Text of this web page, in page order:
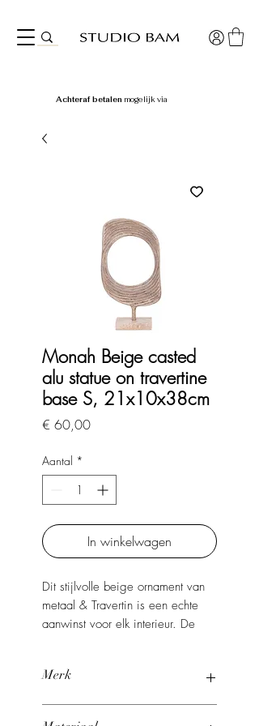
Achteraf betalen mogelijk via
Monah Beige casted
alu statue on travertine
base S, 21x10x38cm
€ 60,00Prijs
Aantal *
In winkelwagen
Dit stijlvolle beige ornament van
metaal & Travertin is een echte
aanwinst voor elk interieur. De
Ideaal om op een boek of in een
Merk